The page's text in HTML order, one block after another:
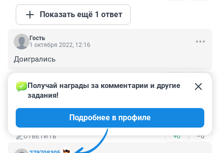
Показать ещё 1 ответ
Гость
1 октября 2022, 12:16
Доигрались
Гость
дозиговались
ОТВЕТИТЬ +0 –0
Получай награды за комментарии и другие
задания!
Подробнее в профиле